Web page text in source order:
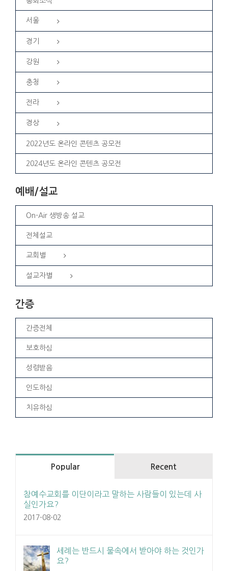
서울
경기
강원
충청
전라
경상
2022년도 온라인 콘텐츠 공모전
2024년도 온라인 콘텐츠 공모전
예배/설교
On-Air 생방송 설교
전체설교
교회별
설교자별
간증
간증전체
보호하심
성령받음
인도하심
치유하심
Popular Recent
참예수교회를 이단이라고 말하는 사람들이 있는데 사
실인가요?
2017-08-02
세례는 반드시 물속에서 받아야 하는 것인가
요?